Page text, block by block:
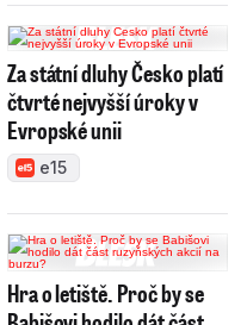
Za státní dluhy Česko platí
čtvrté nejvyšší úroky v
Evropské unii
e15
Hra o letiště. Proč by se